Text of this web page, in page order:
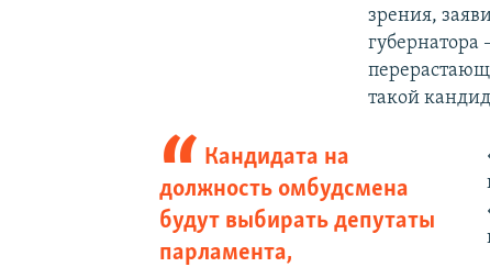
зрения,
губернатора
такой
Кандидата на
должность омбудсмена
будут выбирать депутаты
парламента,